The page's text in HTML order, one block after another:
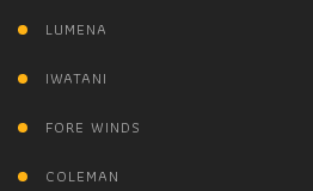
LUMENA
IWATANI
FORE WINDS
COLEMAN